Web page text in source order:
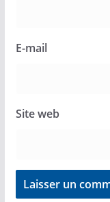
E-mail
Site web